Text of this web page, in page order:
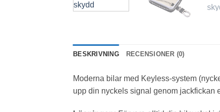
BESKRIVNING RECENSIONER (0)
Moderna bilar med Keyless-system
upp din nyckels signal genom jackfickan